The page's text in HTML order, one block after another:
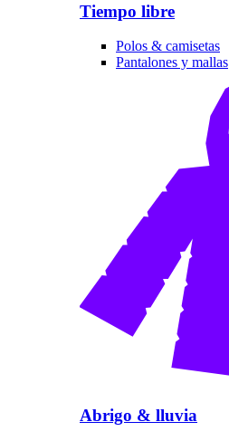
Tiempo libre
Polos & camisetas
Pantalones y mallas
Abrigo & lluvia